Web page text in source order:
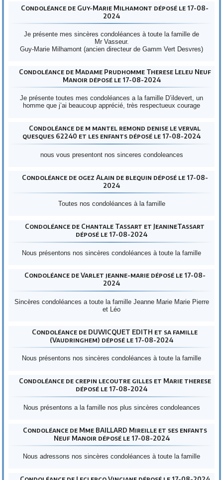
Condoléance de Guy-Marie Milhamont déposé le 17-08-
2024
Je présente mes sincères condoléances à toute la famille de
Mr Vasseur.
Guy-Marie Milhamont (ancien directeur de Gamm Vert Desvres)
Condoléance de Madame Prudhomme Therese Leleu Neuf
Manoir déposé le 17-08-2024
Je présente toutes mes condoléances a la famille D’ildevert, un
homme que j’ai beaucoup apprécié, très respectueux courage
Condoléance de m mantel remond denise le verval
quesques 62240 et les enfants déposé le 17-08-2024
nous vous presentont nos sinceres condoleances
Condoléance de ogez Alain de blequin déposé le 17-08-
2024
Toutes nos condoléances à la famille
Condoléance de Chantale Tassart et JeanineTassart
déposé le 17-08-2024
Nous présentons nos sincères condoléances à toute la famille
Condoléance de Varlet jeanne-marie déposé le 17-08-
2024
Sincères condoléances a toute la famille Jeanne Marie Marie Pierre
et Léo
Condoléance de DUWICQUET EDITH et sa famille
(Vaudringhem) déposé le 17-08-2024
Nous présentons nos sincères condoléances à toute la famille
Condoléance de crepin lecoutre gilles et Marie therese
déposé le 17-08-2024
Nous présentons a la famille nos plus sincères condoleances
Condoléance de Mme BAILLARD Mireille et ses enfants
Neuf Manoir déposé le 17-08-2024
Nous adressons nos sincères condoléances à toute la famille